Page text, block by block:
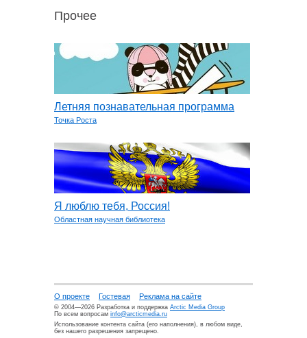
Прочее
Летняя познавательная программа
Точка Роста
Я люблю тебя, Россия!
Областная научная библиотека
О проекте Гостевая Реклама на сайте
© 2004—2026 Разработка и поддержка Arctic Media Group
По всем вопросам info@arcticmedia.ru
Использование контента сайта (его наполнения), в любом виде,
без нашего разрешения запрещено.